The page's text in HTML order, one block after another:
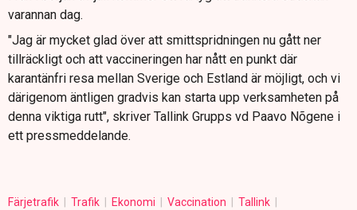
varannan dag.
"Jag är mycket glad över att smittspridningen nu gått ner
tillräckligt och att vaccineringen har nått en punkt där
karantänfri resa mellan Sverige och Estland är möjligt, och vi
därigenom äntligen gradvis kan starta upp verksamheten på
denna viktiga rutt", skriver Tallink Grupps vd Paavo Nõgene i
ett pressmeddelande.
Färjetrafik Trafik Ekonomi Vaccination
Tallink